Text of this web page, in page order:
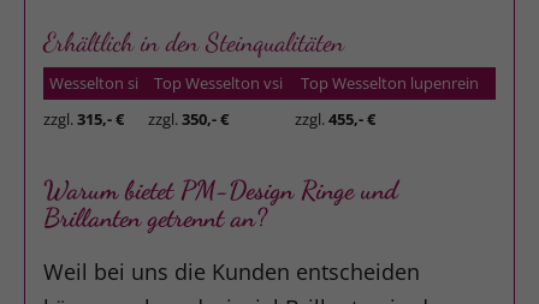
Erhältlich in den Steinqualitäten
Wesselton si Top Wesselton vsi
Top Wesselton lupenrein
zzgl.315,- € zzgl.350,- € zzgl.455,- €
Warum bietet PM-Design Ringe und
Brillanten getrennt an?
Weil bei uns die Kunden entscheiden